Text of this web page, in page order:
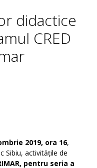
didactice
CRED
2019, ora 16,
Sibiu, activitățile de
pentru seria a